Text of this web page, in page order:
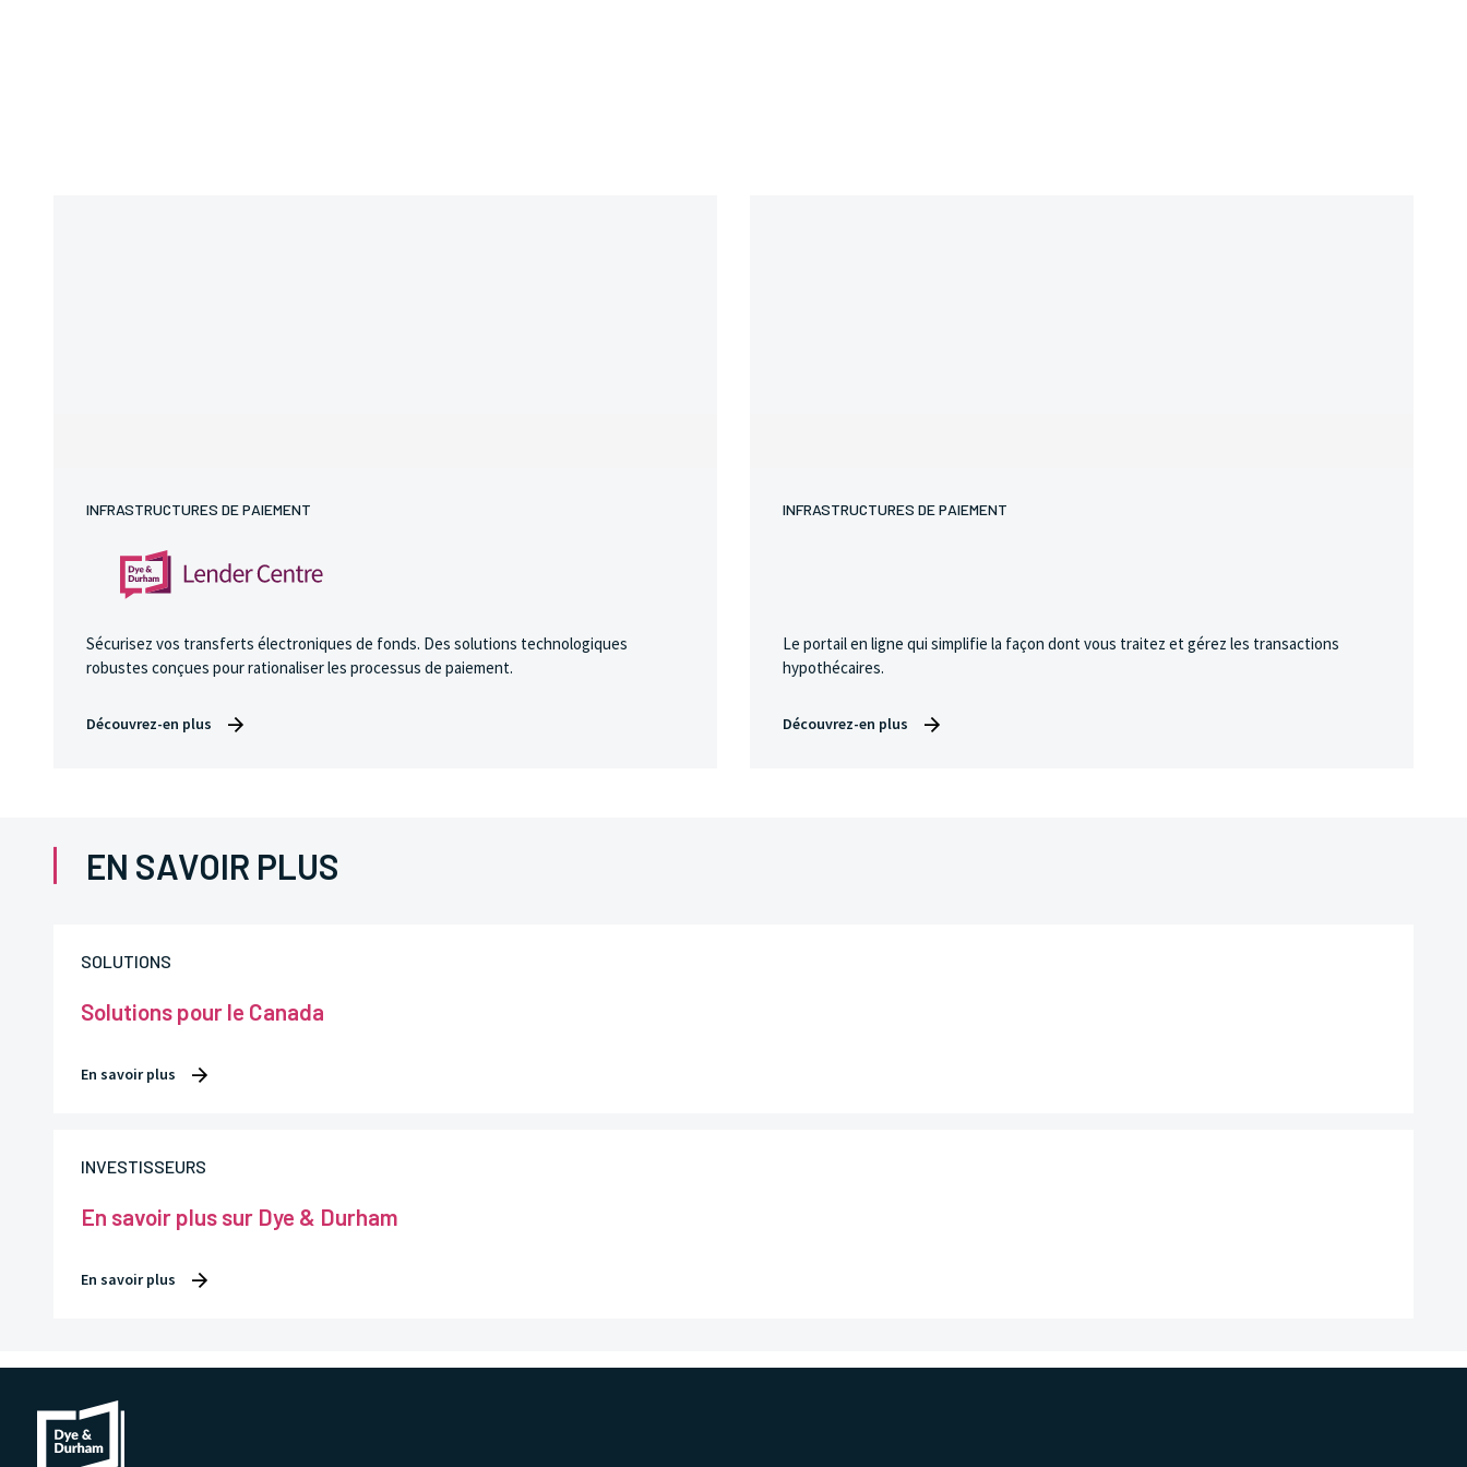
INFRASTRUCTURES DE PAIEMENT
Sécurisez vos transferts électroniques de fonds. Des solutions technologiques
robustes conçues pour rationaliser les processus de paiement.
Découvrez-en plus
INFRASTRUCTURES DE PAIEMENT
Le portail en ligne qui simplifie la façon dont vous traitez et gérez les transactions
hypothécaires.
Découvrez-en plus
EN SAVOIR PLUS
SOLUTIONS
Solutions pour le Canada
En savoir plus
INVESTISSEURS
En savoir plus sur Dye & Durham
En savoir plus